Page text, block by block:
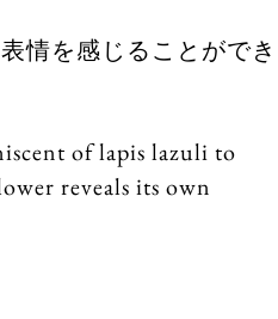
情を感じることができ
of lapis lazuli to
reveals its own